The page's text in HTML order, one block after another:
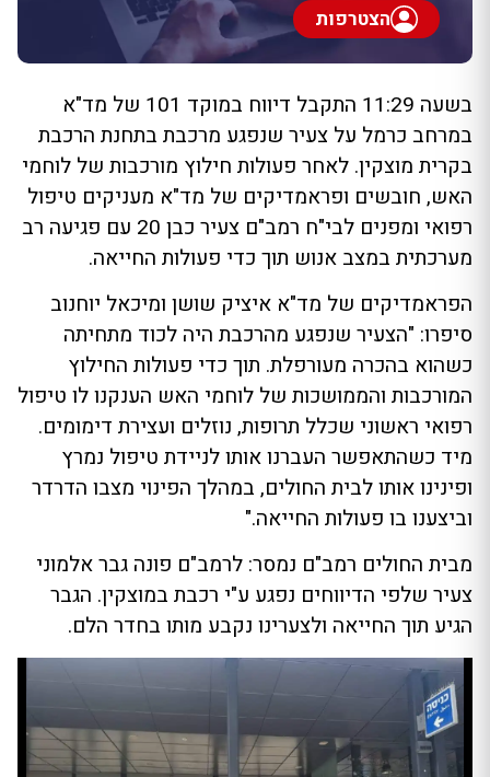
הצטרפות
בשעה 11:29 התקבל דיווח במוקד 101 של מד"א
במרחב כרמל על צעיר שנפגע מרכבת בתחנת הרכבת
בקרית מוצקין. לאחר פעולות חילוץ מורכבות של לוחמי
האש, חובשים ופראמדיקים של מד"א מעניקים טיפול
רפואי ומפנים לבי"ח רמב"ם צעיר כבן 20 עם פגיעה רב
מערכתית במצב אנוש תוך כדי פעולות החייאה.
הפראמדיקים של מד"א איציק שושן ומיכאל יוחנוב
סיפרו: "הצעיר שנפגע מהרכבת היה לכוד מתחיתה
כשהוא בהכרה מעורפלת. תוך כדי פעולות החילוץ
המורכבות והממושכות של לוחמי האש הענקנו לו טיפול
רפואי ראשוני שכלל תרופות, נוזלים ועצירת דימומים.
מיד כשהתאפשר העברנו אותו לניידת טיפול נמרץ
ופינינו אותו לבית החולים, במהלך הפינוי מצבו הדרדר
וביצענו בו פעולות החייאה."
מבית החולים רמב"ם נמסר: לרמב"ם פונה גבר אלמוני
צעיר שלפי הדיווחים נפגע ע"י רכבת במוצקין. הגבר
הגיע תוך החייאה ולצערינו נקבע מותו בחדר הלם.